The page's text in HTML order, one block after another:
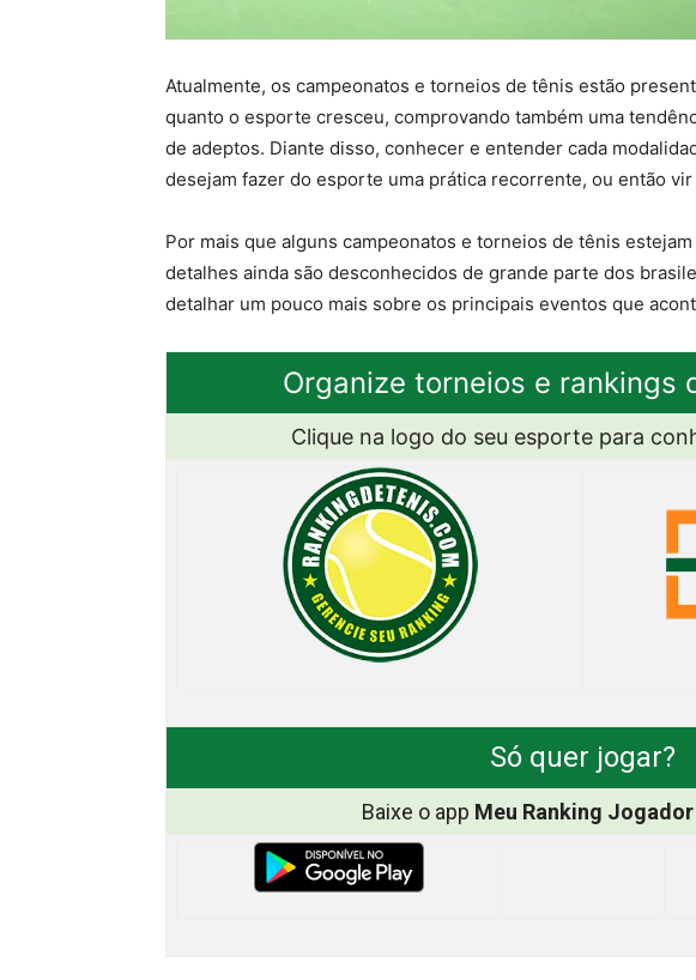
Atualmente, os campeonatos e torneios de tênis estão
quanto o esporte cresceu, comprovando também uma
de adeptos. Diante disso, conhecer e entender cada
desejam fazer do esporte uma prática recorrente, ou então
Por mais que alguns campeonatos e torneios de tênis
detalhes ainda são desconhecidos de grande parte dos
detalhar um pouco mais sobre os principais eventos que
Organize torneios e rankings
Clique na logo do seu esporte para
Só quer jogar?
Baixe o app Meu Ranking Jogador